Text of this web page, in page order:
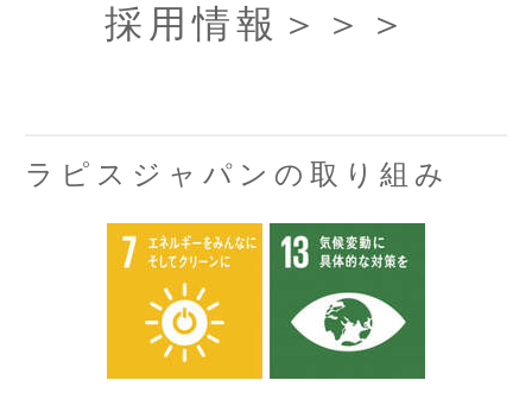
採用情報 ＞＞＞
ラピスジャパンの取り組み